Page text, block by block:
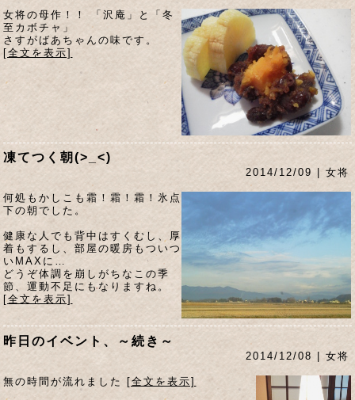
女将の母作！！ 「沢庵」と「冬
至カボチャ」
さすがばあちゃんの味です。
[全文を表示]
凍てつく朝(>_<)
2014/12/09 | 女将
何処もかしこも霜！霜！霜！氷点
下の朝でした。
健康な人でも背中はすくむし、厚
着もするし、部屋の暖房もついつ
いMAXに…
どうぞ体調を崩しがちなこの季
節、運動不足にもなりますね。
[全文を表示]
昨日のイベント、～続き～
2014/12/08 | 女将
無の時間が流れました [全文を表示]